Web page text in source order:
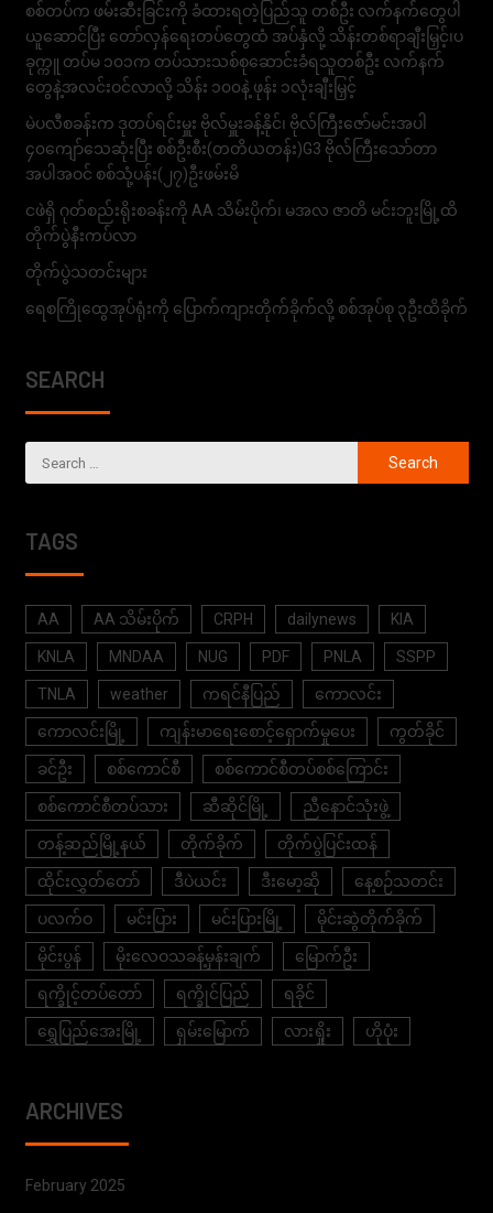
စစ်တပ်က ဖမ်းဆီးခြင်းကို ခံထားရတဲ့ပြည်သူ တစ်ဦး လက်နက်တွေပါ
ယူဆောင်ပြီး တော်လှန်ရေးတပ်တွေထံ အပ်နှံလို့ သိန်းတစ်ရာချီးမြှင့်၊ပ
ခုက္ကူ တပ်မ ၁၀၁က တပ်သားသစ်စုဆောင်းခံရသူတစ်ဦး လက်နက်
တွေနဲ့အလင်းဝင်လာလို့ သိန်း ၁၀၀နဲ့ ဖုန်း ၁လုံးချီးမြှင့်
မဲပလီစခန်းက ဒုတပ်ရင်းမှူး ဗိုလ်မှူးခန့်နိုင်၊ ဗိုလ်ကြီးဇော်မင်းအပါ
၄၀ကျော်သေဆုံးပြီး စစ်ဦးစီး(တတိယတန်း)G3 ဗိုလ်ကြီးသော်တာ
အပါအဝင် စစ်သုံ့ပန်း(၂၇)ဦးဖမ်းမိ
ငဖဲရှိ ဂုတ်စည်းရိုးစခန်းကို AA သိမ်းပိုက်၊ မအလ ဇာတိ မင်းဘူးမြို့ထိ
တိုက်ပွဲနီးကပ်လာ
တိုက်ပွဲသတင်းများ
ရေစကြိုထွေအုပ်ရုံးကို ပြောက်ကျားတိုက်ခိုက်လို့ စစ်အုပ်စု ၃ဦးထိခိုက်
SEARCH
TAGS
AA AA သိမ်းပိုက် CRPH dailynews KIA
KNLA MNDAA NUG PDF PNLA SSPP
TNLA weather ကရင်နီပြည် ကောလင်း
ကောလင်းမြို့ ကျန်းမာရေးစောင့်ရှောက်မှုပေး ကွတ်ခိုင်
ခင်ဦး စစ်ကောင်စီ စစ်ကောင်စီတပ်စစ်ကြောင်း
စစ်ကောင်စီတပ်သား ဆီဆိုင်မြို့ ညီနောင်သုံးဖွဲ့
တန့်ဆည်မြို့နယ် တိုက်ခိုက် တိုက်ပွဲပြင်းထန်
ထိုင်းလွှတ်တော် ဒီပဲယင်း ဒီးမော့ဆို နေ့စဉ်သတင်း
ပလက်ဝ မင်းပြား မင်းပြားမြို့ မိုင်းဆွဲတိုက်ခိုက်
မိုင်းပွန် မိုးလေဝသခန့်မှန်းချက် မြောက်ဦး
ရက္ခိုင့်တပ်တော် ရက္ခိုင်ပြည် ရခိုင်
ရွှေပြည်အေးမြို့ ရှမ်းမြောက် လားရှိုး ဟိုပုံး
ARCHIVES
February 2025